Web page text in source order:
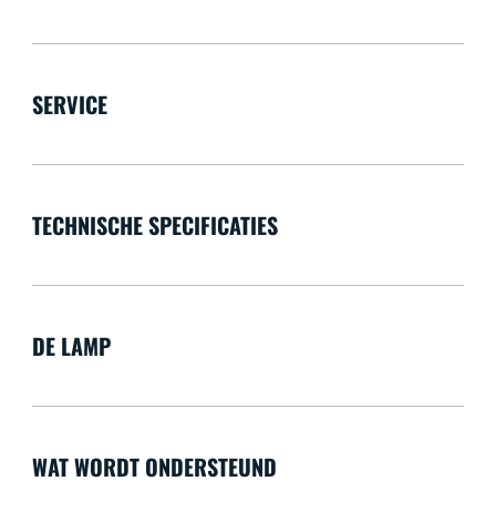
SERVICE
TECHNISCHE SPECIFICATIES
DE LAMP
WAT WORDT ONDERSTEUND